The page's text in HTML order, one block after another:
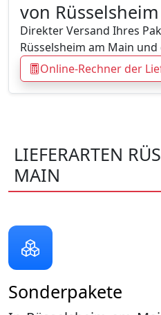
von
Direkter Versand Ihres
Rüsselsheim am Main
Online-Rechner der
LIEFERARTEN
MAIN
Sonderpakete